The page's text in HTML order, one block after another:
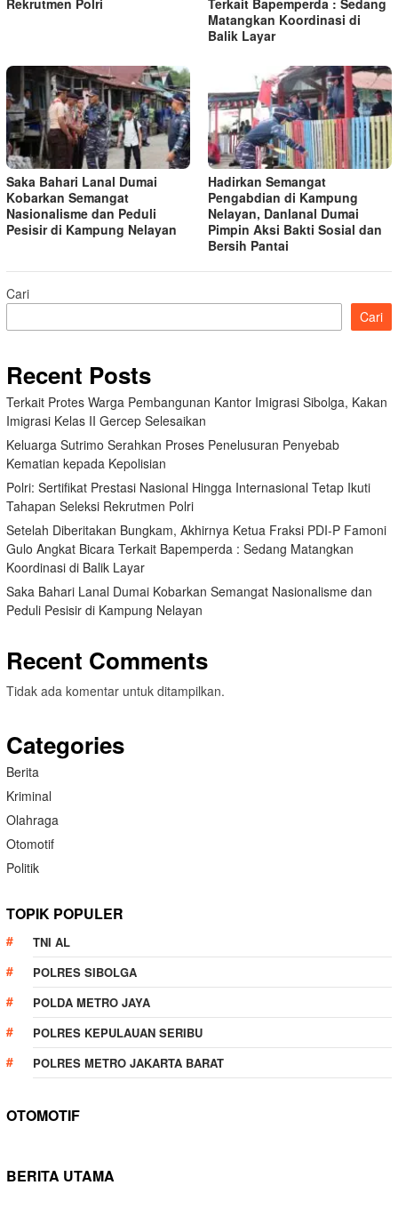
Matangkan Koordinasi di
Balik Layar
Saka Bahari Lanal Dumai
Kobarkan Semangat
Nasionalisme dan Peduli
Pesisir di Kampung Nelayan
Hadirkan Semangat
Pengabdian di Kampung
Nelayan, Danlanal Dumai
Pimpin Aksi Bakti Sosial dan
Bersih Pantai
Cari
Cari
Recent Posts
Terkait Protes Warga Pembangunan Kantor Imigrasi Sibolga, Kakan
Imigrasi Kelas II Gercep Selesaikan
Keluarga Sutrimo Serahkan Proses Penelusuran Penyebab
Kematian kepada Kepolisian
Polri: Sertifikat Prestasi Nasional Hingga Internasional Tetap Ikuti
Tahapan Seleksi Rekrutmen Polri
Setelah Diberitakan Bungkam, Akhirnya Ketua Fraksi PDI-P Famoni
Gulo Angkat Bicara Terkait Bapemperda : Sedang Matangkan
Koordinasi di Balik Layar
Saka Bahari Lanal Dumai Kobarkan Semangat Nasionalisme dan
Peduli Pesisir di Kampung Nelayan
Recent Comments
Tidak ada komentar untuk ditampilkan.
Categories
Berita
Kriminal
Olahraga
Otomotif
Politik
TOPIK POPULER
TNI AL
POLRES SIBOLGA
POLDA METRO JAYA
POLRES KEPULAUAN SERIBU
POLRES METRO JAKARTA BARAT
OTOMOTIF
BERITA UTAMA